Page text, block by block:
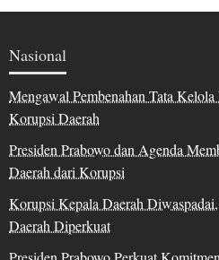
Nasional
Mengawal Pembenahan Tata
Korupsi Daerah
Presiden Prabowo dan Agenda
Daerah dari Korupsi
Korupsi Kepala Daerah
Daerah Diperkuat